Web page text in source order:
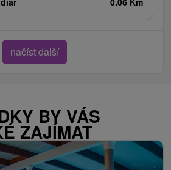
načíst další
BY VÁS
ZAJÍMAT